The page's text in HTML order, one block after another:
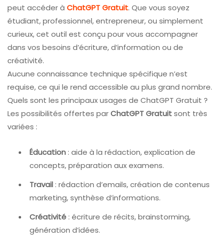
peut accéder à ChatGPT Gratuit. Que vous soyez
étudiant, professionnel, entrepreneur, ou simplement
curieux, cet outil est conçu pour vous accompagner
dans vos besoins d’écriture, d’information ou de
créativité.
Aucune connaissance technique spécifique n’est
requise, ce qui le rend accessible au plus grand nombre.
Quels sont les principaux usages de ChatGPT Gratuit ?
Les possibilités offertes parChatGPT Gratuitsont très
variées :
Éducation : aide à la rédaction, explication de
concepts, préparation aux examens.
Travail : rédaction d’emails, création de contenus
marketing, synthèse d’informations.
Créativité : écriture de récits, brainstorming,
génération d’idées.